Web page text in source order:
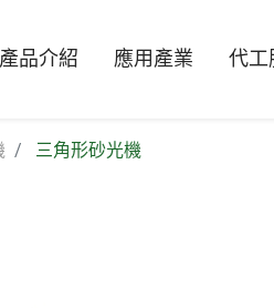
產品介紹
氣
應用產業 代工
三角形砂光機